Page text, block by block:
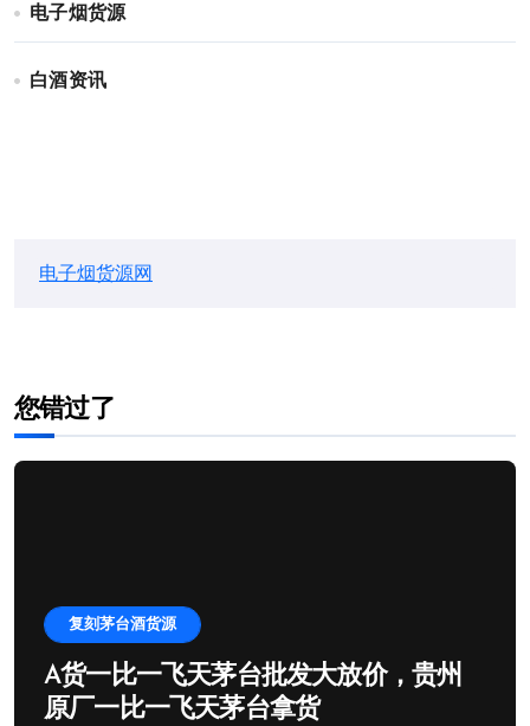
电子烟货源
白酒资讯
电子烟货源网
您错过了
复刻茅台酒货源
A货一比一飞天茅台批发大放价，贵州
原厂一比一飞天茅台拿货